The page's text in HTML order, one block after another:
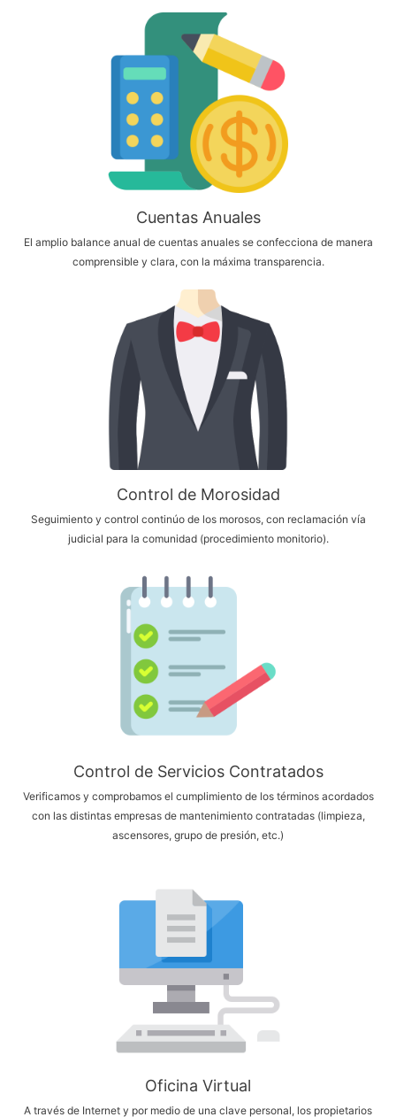
Cuentas Anuales
El amplio balance anual de cuentas anuales se confecciona de manera
comprensible y clara, con la máxima transparencia.
Control de Morosidad
Seguimiento y control continúo de los morosos, con reclamación vía
judicial para la comunidad (procedimiento monitorio).
Control de Servicios Contratados
Verificamos y comprobamos el cumplimiento de los términos acordados
con las distintas empresas de mantenimiento contratadas (limpieza,
ascensores, grupo de presión, etc.)
Oficina Virtual
A través de Internet y por medio de una clave personal, los propietarios